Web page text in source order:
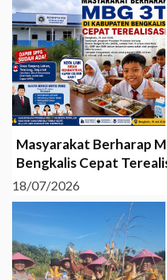
Masyarakat Berharap
Bengkalis Cepat
18/07/2026